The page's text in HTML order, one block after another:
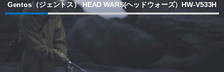
Gentos（ジェントス） HEAD WARS(ヘッドウォーズ）HW-V533H